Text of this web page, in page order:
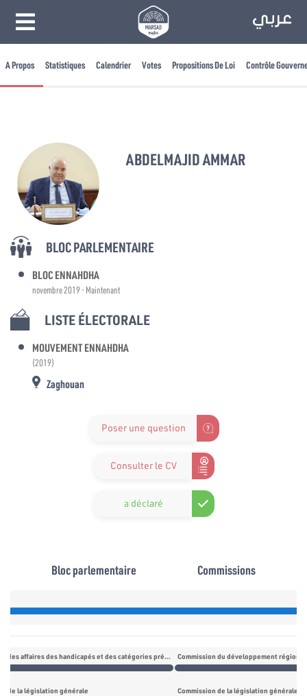
A Propos Statistiques Calendrier Votes Propositions De Loi Contrôle
ABDELMAJID AMMAR
BLOC PARLEMENTAIRE
BLOC ENNAHDHA
novembre 2019 - Maintenant
LISTE ÉLECTORALE
MOUVEMENT ENNAHDHA
(2019)
Zaghouan
Poser une question
Consulter le CV
a déclaré
Bloc parlementaire Commissions
Commission des affaires des handicapés et des catégories précaires Commission du développement régional
de la législation générale Commission de la législation générale